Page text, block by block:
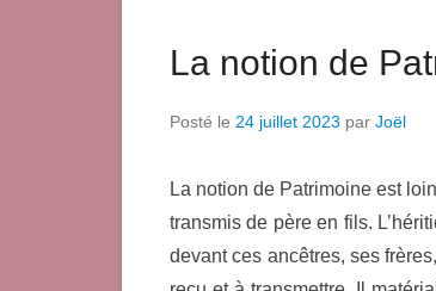
La notion de
Posté le 24 juillet 2023 par Joël
La notion de Patrimoine est
transmis de père en fils.
devant ces ancêtres, ses